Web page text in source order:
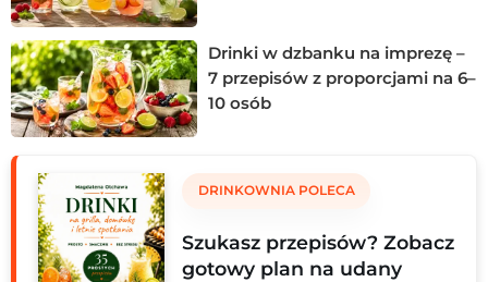
Drinki w dzbanku na imprezę –
7 przepisów z proporcjami na 6–
10 osób
DRINKOWNIA POLECA
Szukasz przepisów? Zobacz
gotowy plan na udany